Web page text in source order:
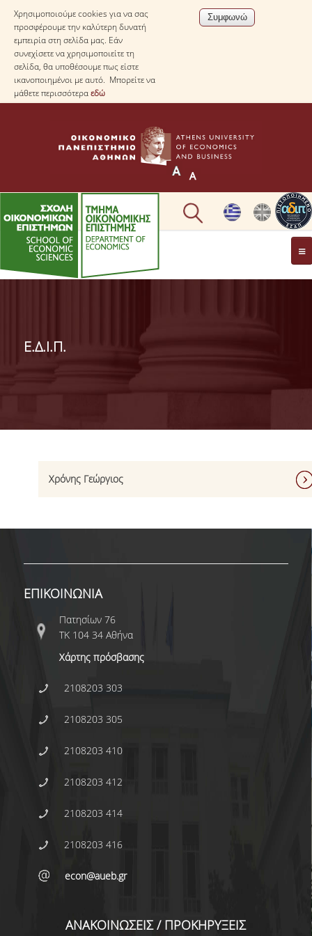
Χρησιμοποιούμε cookies για να σας
προσφέρουμε την καλύτερη δυνατή
εμπειρία στη σελίδα μας. Εάν
συνεχίσετε να χρησιμοποιείτε τη
σελίδα, θα υποθέσουμε πως είστε
ικανοποιημένοι με αυτό. Μπορείτε να
μάθετε περισσότεραεδώ
ΤΟ TΜΗΜΑ
ΔΙΟΙΚΗΣΗ ΤΟΥ ΤΜΗΜΑΤΟΣ
ΓΙΑ ΜΑΘΗΤΕΣ Γ' ΛΥΚΕΙΟΥ
ΕΠΙΤΙΜΟΙ ΔΙΔΑΚΤΟΡΕΣ
ΑΚΑΔΗΜΑΪΚΟΙ ΥΠΟΤΡΟΦΟΙ
ΕΝΤΕΤΑΛΜΕΝΟΙ ΔΙΔΑΣΚΟΝΤΕΣ
E.ΔΙ.Π.
ΕΠΙΣΤΗΜΟΝΙΚΟΙ ΣΥΝΕΡΓΑΤΕΣ
Ε.Τ.Ε.Π
ΜΑΘΗΜΑΤΑ ΕΛΕΥΘΕΡΗΣ ΕΠΙΛΟΓΗΣ ΑΠΟ
ΔΗΛΩΣΕΙΣ ΜΑΘΗΜΑΤΩΝ
Ε.Δ.Ι.Π.
Χρόνης Γεώργιος
ΕΠΙΚΟΙΝΩΝΙΑ
Πατησίων 76
ΤΚ 104 34 Αθήνα
Χάρτης πρόσβασης
2108203 303
2108203 305
2108203 410
2108203 412
2108203 414
2108203 416
econ@aueb.gr
ΑΝΑΚΟΙΝΩΣΕΙΣ / ΠΡΟΚΗΡΥΞΕΙΣ